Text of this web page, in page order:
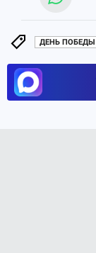
ДЕНЬ ПОБЕДЫ